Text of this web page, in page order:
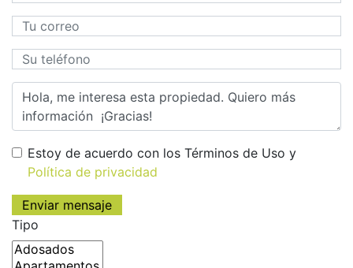
Estoy de acuerdo con los Términos de Uso y
Política de privacidad
Tipo